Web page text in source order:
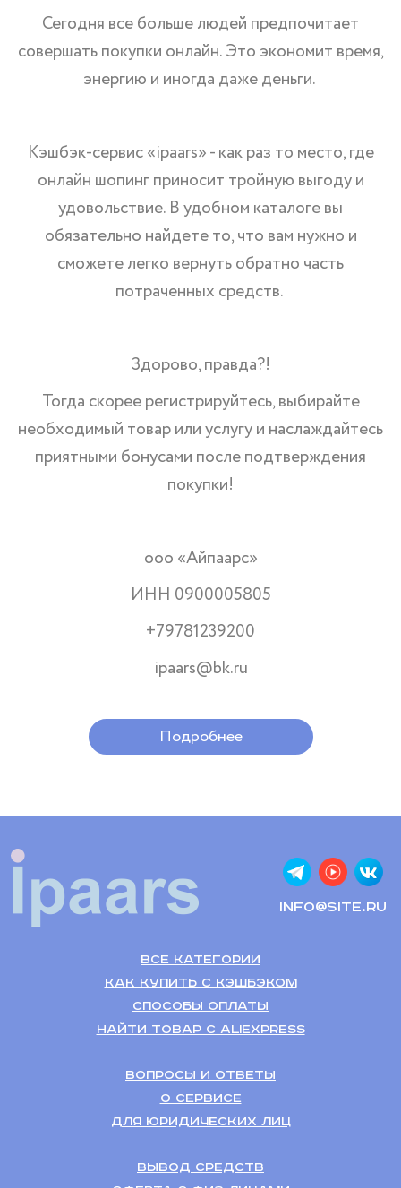
Сегодня все больше людей предпочитает
совершать покупки онлайн. Это экономит время,
энергию и иногда даже деньги.
Кэшбэк-сервис «ipaars» - как раз то место, где
онлайн шопинг приносит тройную выгоду и
удовольствие. В удобном каталоге вы
обязательно найдете то, что вам нужно и
сможете легко вернуть обратно часть
потраченных средств.
Здорово, правда?!
Тогда скорее регистрируйтесь, выбирайте
необходимый товар или услугу и наслаждайтесь
приятными бонусами после подтверждения
покупки!
ооо «Айпаарс»
ИНН 0900005805
+79781239200
ipaars@bk.ru
Подробнее
Все категории
Как купить с кэшбэком
Способы оплаты
Найти товар с Aliexpress
Вопросы и ответы
О сервисе
Для Юридических лиц
Вывод средств
info@site.ru